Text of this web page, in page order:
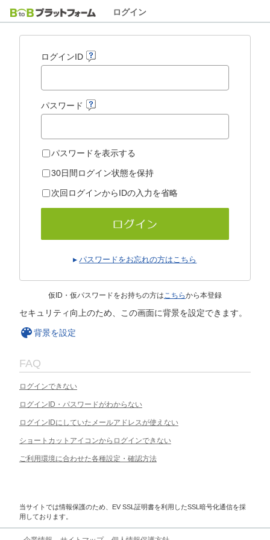
ログイン
ログインID
パスワード
パスワードを表示する
30日間ログイン状態を保持
次回ログインからIDの入力を省略
パスワードをお忘れの方はこちら
仮ID・仮パスワードをお持ちの方はこちらから本登録
セキュリティ向上のため、この画面に背景を設定できます。
背景を設定
FAQ
ログインできない
ログインID・パスワードがわからない
ログインIDにしていたメールアドレスが使えない
ショートカットアイコンからログインできない
ご利用環境に合わせた各種設定・確認方法
当サイトでは情報保護のため、EV SSL証明書を利用したSSL暗号化通信を採
用しております。